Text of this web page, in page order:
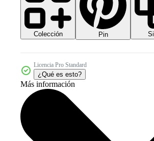
Colección Pin
Licencia Pro Standard
¿Qué es esto?
Más información